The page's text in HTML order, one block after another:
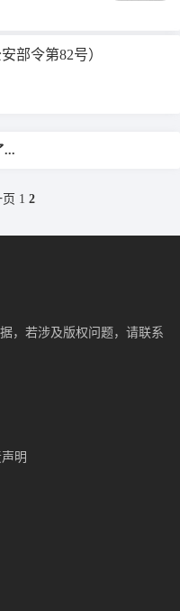
部令第82号）
...
页 1 2
，若涉及版权问题，请联系
明